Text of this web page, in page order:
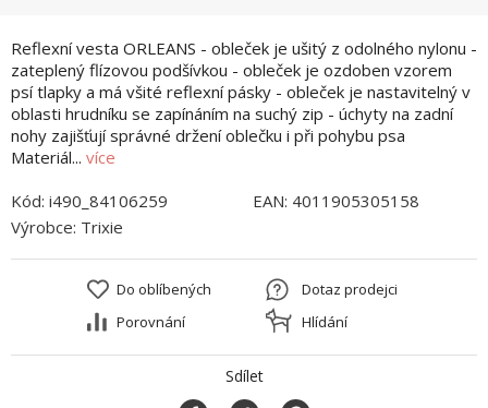
Reflexní vesta ORLEANS - obleček je ušitý z odolného nylonu -
zateplený flízovou podšívkou - obleček je ozdoben vzorem
psí tlapky a má všité reflexní pásky - obleček je nastavitelný v
oblasti hrudníku se zapínáním na suchý zip - úchyty na zadní
nohy zajišťují správné držení oblečku i při pohybu psa
Materiál... více
Kód: i490_84106259 EAN: 4011905305158
Výrobce: Trixie
Do oblíbených
Porovnání
Dotaz prodejci
Hlídání
Sdílet